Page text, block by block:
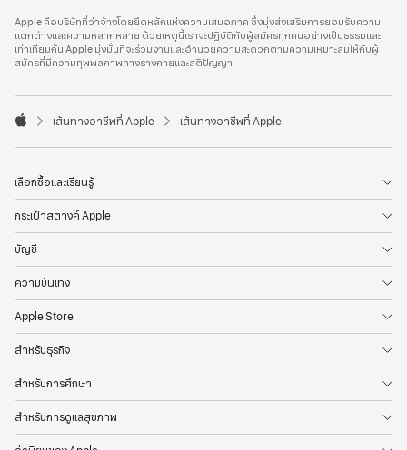
p
p
l
e
o
t
r
Apple คือบริษัทที่ว่าจ้างโดยยึดหลักแห่งความเสมอภาค ซึ่งมุ่งส่งเสริมการยอมรับความ
แตกต่างและความหลากหลาย ด้วยเหตุนี้เราจะปฏิบัติกับผู้สมัครทุกคนอย่างเป็นธรรมและ
เท่าเทียมกัน Apple มุ่งมั่นที่จะร่วมงานและอำนวยความสะดวกตามความเหมาะสมให้กับผู้
สมัครที่มีความทุพพลภาพทางร่างกายและสติปัญญา

p
l
เส้นทางอาชีพที่ Apple เส้นทางอาชีพที่ Apple
เลือกซื้อและเรียนรู้
กระเป๋าสตางค์ Apple
บัญชี
ความบันเทิง
Apple Store
สำหรับธุรกิจ
สำหรับการศึกษา
สำหรับการดูแลสุขภาพ